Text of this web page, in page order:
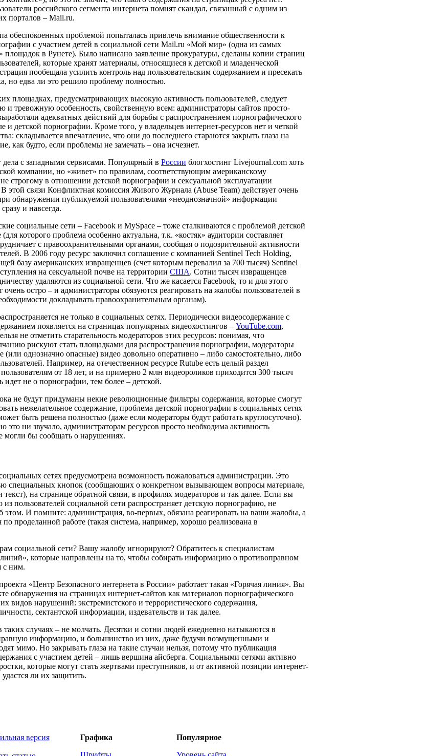
российского сегмента интернета помнят скандал, связанный с одним из
порталов – Mail.ru.
обеспокоенных проблемой попыталась привлечь внимание общественности к
с участием детей в социальной сети Mail.ru «Мой мир» (одна из самых
в Рунете). Было написано заявление прокуратуры, сделаны копии страниц
которые хранят материалы, относящиеся к детской и младенческой
пообещала усилить контроль над пользовательским содержанием и пресекать
но едва ли это решило проблему полностью.
площадках, предусматривающих высокую активность пользователей, следует
и тревожную особенность, свойственную всем: администраторы сайтов просто-
адекватных действий для борьбы с распространением порнографического
и детской порнографии. Кроме того, у владельцев интернет-ресурсов нет и четкой
складывается впечатление, что они до последнего стараются закрыть глаза на
как будто, если проблемы не замечать – она исчезнет.
дела с западными сервисами. Популярный в России блогхостинг Livejournal.com хоть
компании, но «живет» по правилам, соответствующим американскому
строгому в отношении детской порнографии и сексуальной эксплуатации
этой связи Конфликтная комиссия Живого Журнала (Abuse Team) действует очень
обнаружении публикуемой пользователями «неоднозначной» информации
и навсегда.
социальные сети – Facebook и MySpace – тоже сталкиваются с проблемой детской
которого проблема особенно актуальна, т.к. «костяк» аудитории составляет
с правоохранительными органами, сообщая о подозрительной активности
В 2006 году ресурс заключил соглашение с компанией Sentinel Tech Holding,
базу американских извращенцев (счет которым перевалил за 700 тысяч) Sentinel
на сексуальной почве на территории США. Сотни тысяч извращенцев
удаляются из социальной сети. Что же касается Facebook, то и для этого
очень остро – и администраторы обязуются реагировать на жалобы пользователей в
докладывать правоохранительным органам).
не только в социальных сетях. Периодически видеосодержание с
появляется на страницах популярных видеохостингов – YouTube.com,
не отметить старательность модераторов этих ресурсов: понимая, что
рискуют стать площадками для распространения порнографии, модераторы
(или однозначно опасные) видео довольно оперативно – либо самостоятельно, либо
Например, на отечественном ресурсе Rutube есть целый раздел
от 18 лет, и на примерно 2 млн видеороликов приходится 300 тысяч
идет не о порнографии, тем более – детской.
не будут придуманы некие революционные фильтры содержания, которые смогут
нежелательное содержание, проблема детской порнографии в социальных сетях
быть решена полностью (даже если модераторы будут работать круглосуточно).
это ни звучало, администраторам ресурсов просто необходима активность
могли бы сообщать о нарушениях.
сетях предусмотрена возможность пожаловаться администрации. Это
специальных кнопок (сообщающих о конкретном вызывающем вопросы материале,
текст), на странице обратной связи, в профилях модераторов и так далее. Если вы
пользователей социальной сети распространяет детскую порнографию, не
этом. И помните: администрация, во-первых, обязана реагировать на ваши жалобы, а
по проделанной работе (такая система, например, хорошо реализована в
социальной сети? Вашу жалобу игнорируют? Обратитесь к специалистам
которые направлены на то, чтобы собирать информацию о противоправном
с ним.
«Центр Безопасного интернета в России» работает такая «Горячая линия». Вы
обнаружения на страницах интернет-сайтов как материалов порнографического
видов нарушений: экстремистского и террористического содержания,
сектантской информации, издевательств и так далее.
таких случаях – не молчать. Десятки и сотни людей ежедневно натыкаются в
информацию, и большинство из них, даже будучи возмущенными и
мимо. Но закрывать глаза на такие случаи нельзя, потому что публикация
с участием детей – лишь вершина айсберга. Социальными сетями активно
которые могут стать жертвами преступников, и от активной позиции интернет-
удастся ли их защитить.
версия
Графика
Популярное